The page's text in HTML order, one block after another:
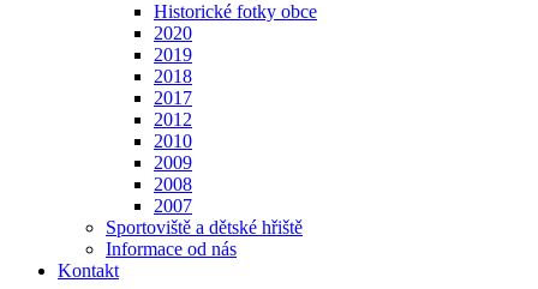
Historické fotky obce
2020
2019
2018
2017
2012
2010
2009
2008
2007
Sportoviště a dětské hřiště
Informace od nás
Kontakt